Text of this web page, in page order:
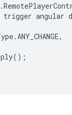
.
trigger angular
.ANY_CHANGE,
();